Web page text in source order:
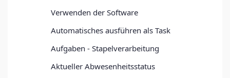
Verwenden der Software
Automatisches ausführen als Task
Aufgaben - Stapelverarbeitung
Aktueller Abwesenheitsstatus